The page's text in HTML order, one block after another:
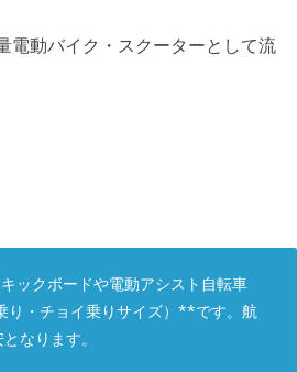
電動バイク・スクーターとして流
ックボードや電動アシスト自転車
り・チョイ乗りサイズ）**です。航
なります。